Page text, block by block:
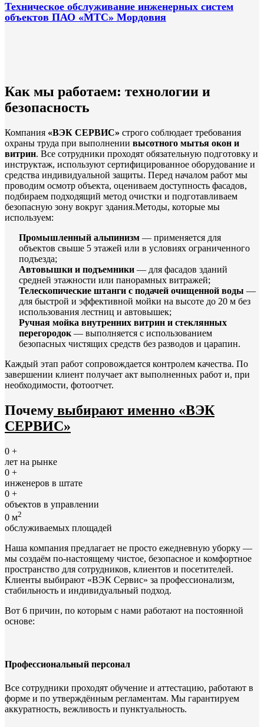
Техническое обслуживание инженерных систем
объектов ПАО «МТС» Мордовия
Как мы работаем: технологии и
безопасность
Компания «ВЭК СЕРВИС» строго соблюдает требования
охраны труда при выполнении высотного мытья окон и
витрин. Все сотрудники проходят обязательную подготовку и
инструктаж, используют сертифицированное оборудование и
средства индивидуальной защиты. Перед началом работ мы
проводим осмотр объекта, оцениваем доступность фасадов,
подбираем подходящий метод очистки и подготавливаем
безопасную зону вокруг здания.Методы, которые мы
используем:
Промышленный альпинизм — применяется для
объектов свыше 5 этажей или в условиях ограниченного
подъезда;
Автовышки и подъемники — для фасадов зданий
средней этажности или панорамных витражей;
Телескопические штанги с подачей очищенной воды —
для быстрой и эффективной мойки на высоте до 20 м без
использования лестниц и автовышек;
Ручная мойка внутренних витрин и стеклянных
перегородок — выполняется с использованием
безопасных чистящих средств без разводов и царапин.
Каждый этап работ сопровождается контролем качества. По
завершении клиент получает акт выполненных работ и, при
необходимости, фотоотчет.
Почему выбирают именно «ВЭК
СЕРВИС»
0 +
лет на рынке
0 +
инженеров в штате
0 +
объектов в управлении
0 м2
обслуживаемых площадей
Наша компания предлагает не просто ежедневную уборку —
мы создаём по-настоящему чистое, безопасное и комфортное
пространство для сотрудников, клиентов и посетителей.
Клиенты выбирают «ВЭК Сервис» за профессионализм,
стабильность и индивидуальный подход.
Вот 6 причин, по которым с нами работают на постоянной
основе:
Профессиональный персонал
Все сотрудники проходят обучение и аттестацию, работают в
форме и по утверждённым регламентам. Мы гарантируем
аккуратность, вежливость и пунктуальность.